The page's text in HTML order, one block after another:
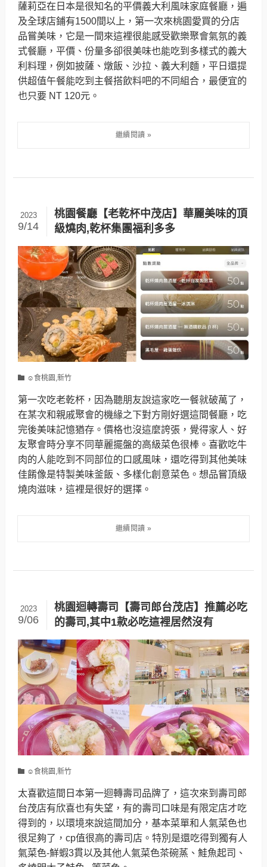
薩莉亞在日本是很知名的平價義大利風味家庭餐廳，遍
及全球店鋪有1500間以上，第一次來桃園愛買的分店
品嘗美味，它是一間來這裡很能感受歡樂聚會氣氛的義
式餐廳，平價、份量多卻很美味也能吃到多樣式的義大
利料理，例如披薩、燉飯、沙拉、義大利麵，平日還提
供超值午餐能吃到主餐搭飲料吧的不同組合，最便宜的
也只要 NT 120元。
桃園餐廳【老乾杯中茂店】華麗美味的頂
級燒肉,乾杯集團福利多多
2023
9/14
☺食桃園,新竹
第一次吃老乾杯，因為聽朋友說這家吃一餐就破萬了，
在某次和親戚聚會的機緣之下對方剛好選這間餐廳，吃
完後美味記憶猶存。價格也沒這麼誇張，覺得家人、好
友聚會時分享不同華麗擺盤的高級菜色很棒。喜歡吃牛
肉的人能吃到不同部位的口感風味，還吃得到其他美味
佳餚像是特製美味釜飯、多樣化創意菜色。想品嘗頂級
燒肉滋味，這裡是很好的選擇。
桃園迴轉壽司【壽司郎台茂店】推薦必吃
的壽司,其中1款必吃這裡居然沒有
2023
9/06
☺食桃園,新竹
太喜歡這間日本第一迴轉壽司品牌了，這次來到壽司郎
台茂店有欣喜也有失望，有的壽司口味是有限定店才吃
得到的，以環境來說這間加分，基本菜單和人氣菜色也
很足夠了，cp值很高的壽司店。特別是還吃得到獨有人
氣菜色-鮮蝦3貫以及其他人氣菜色茶碗蒸、鮭魚起司、